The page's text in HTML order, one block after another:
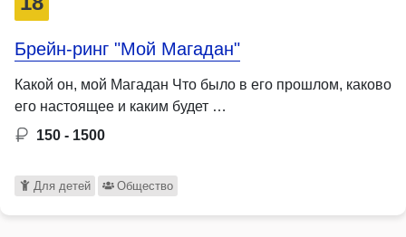
Брейн-ринг "Мой Магадан"
Какой он, мой Магадан Что было в его прошлом, каково
его настоящее и каким будет …
150 - 1500
Для детей Общество